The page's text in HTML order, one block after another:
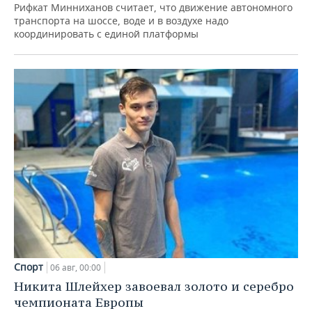
Рифкат Минниханов считает, что движение автономного
транспорта на шоссе, воде и в воздухе надо
координировать с единой платформы
Спорт 06 авг, 00:00
Никита Шлейхер завоевал золото и серебро
чемпионата Европы